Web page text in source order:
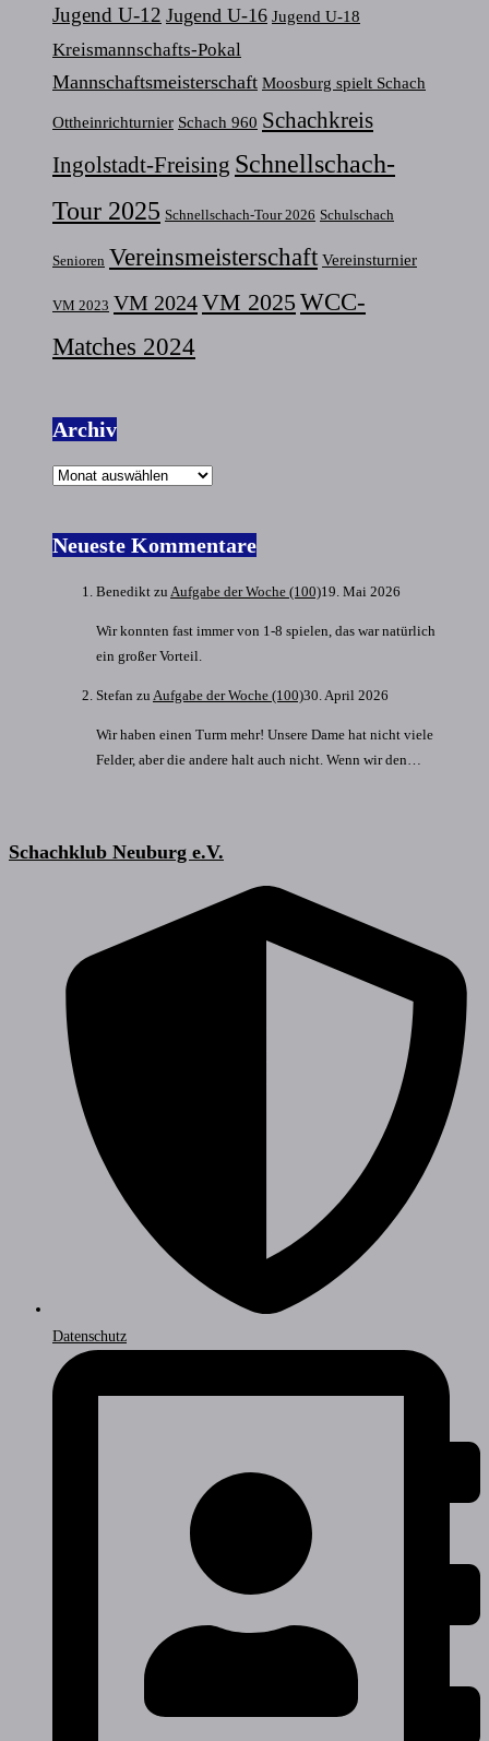
Jugend U-12 Jugend U-16 Jugend U-18
Kreismannschafts-Pokal
Mannschaftsmeisterschaft Moosburg spielt Schach
Ottheinrichturnier Schach 960 Schachkreis
Ingolstadt-Freising Schnellschach-
Tour 2025 Schnellschach-Tour 2026 Schulschach
Senioren Vereinsmeisterschaft Vereinsturnier
VM 2023 VM 2024VM 2025 WCC-
Matches 2024
Archiv
Archiv
Neueste Kommentare
Benedikt zu Aufgabe der Woche (100)19. Mai 2026
Wir konnten fast immer von 1-8 spielen, das war natürlich
ein großer Vorteil.
Stefan zu Aufgabe der Woche (100)30. April 2026
Wir haben einen Turm mehr! Unsere Dame hat nicht viele
Felder, aber die andere halt auch nicht. Wenn wir den…
Schachklub Neuburg e.V.
Datenschutz